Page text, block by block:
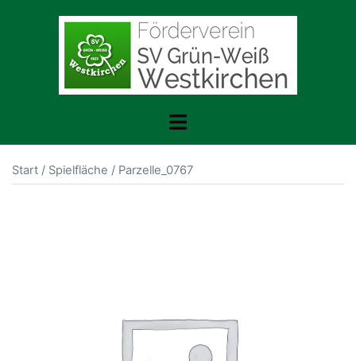
Menü
Start / Spielfläche / Parzelle_0767